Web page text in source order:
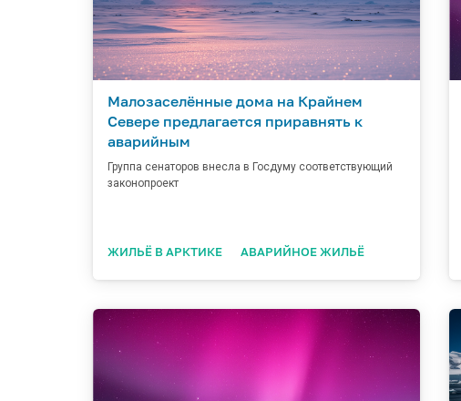
Малозаселённые дома на Крайнем
Севере предлагается приравнять к
аварийным
Группа сенаторов внесла в Госдуму соответствующий
законопроект
ЖИЛЬЁ В АРКТИКЕ АВАРИЙНОЕ ЖИЛЬЁ